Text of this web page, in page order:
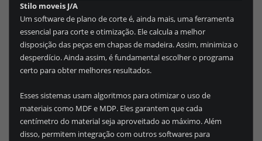
Stilo moveis J/A
Um software de plano de corte é, ainda mais, uma ferramenta
essencial para corte e otimização. Ele calcula a melhor
disposição das peças em chapas de madeira. Assim, minimiza o
desperdício. Ainda assim, é fundamental escolher o programa
certo para obter melhores resultados.
Esses sistemas usam algoritmos para otimizar o uso de
materiais como MDF e MDP. Eles garantem que cada
centímetro do material seja aproveitado ao máximo. Além
disso, permitem integração com outros softwares para